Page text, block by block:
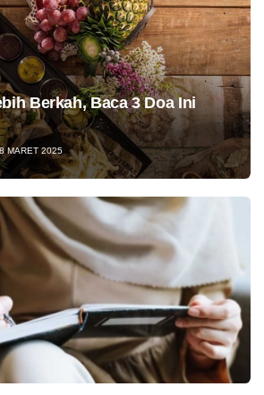
Berkah, Baca 3 Doa Ini
MARET 2025